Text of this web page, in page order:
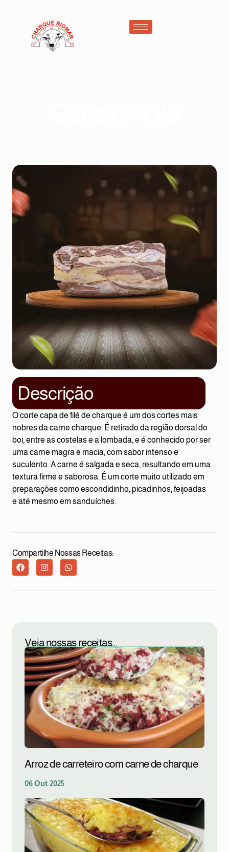
Descrição
O corte capa de filé de charque é um dos cortes mais
nobres da carne charque. É retirado da região dorsal do
boi, entre as costelas e a lombada, e é conhecido por ser
uma carne magra e macia, com sabor intenso e
suculento. A carne é salgada e seca, resultando em uma
textura firme e saborosa. É um corte muito utilizado em
preparações como escondidinho, picadinhos, feijoadas
e até mesmo em sanduíches.
Compartilhe Nossas Receitas:
Veja nossas receitas...
Arroz de carreteiro com carne de charque
06 Out 2025